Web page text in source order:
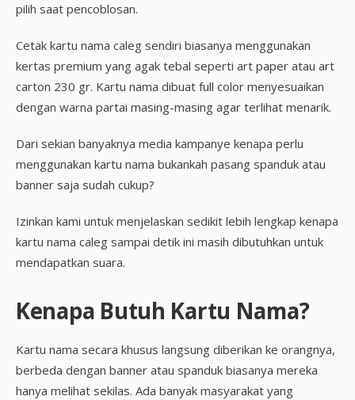
pilih saat pencoblosan.
Cetak kartu nama caleg sendiri biasanya menggunakan
kertas premium yang agak tebal seperti art paper atau art
carton 230 gr. Kartu nama dibuat full color menyesuaikan
dengan warna partai masing-masing agar terlihat menarik.
Dari sekian banyaknya media kampanye kenapa perlu
menggunakan kartu nama bukankah pasang spanduk atau
banner saja sudah cukup?
Izinkan kami untuk menjelaskan sedikit lebih lengkap kenapa
kartu nama caleg sampai detik ini masih dibutuhkan untuk
mendapatkan suara.
Kenapa Butuh Kartu Nama?
Kartu nama secara khusus langsung diberikan ke orangnya,
berbeda dengan banner atau spanduk biasanya mereka
hanya melihat sekilas. Ada banyak masyarakat yang